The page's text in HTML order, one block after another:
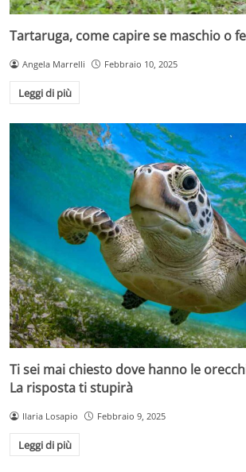
Tartaruga, come capire se maschio o
Angela Marrelli Febbraio 10, 2025
Leggi di più
Ti sei mai chiesto dove hanno le
La risposta ti stupirà
Ilaria Losapio Febbraio 9, 2025
Leggi di più